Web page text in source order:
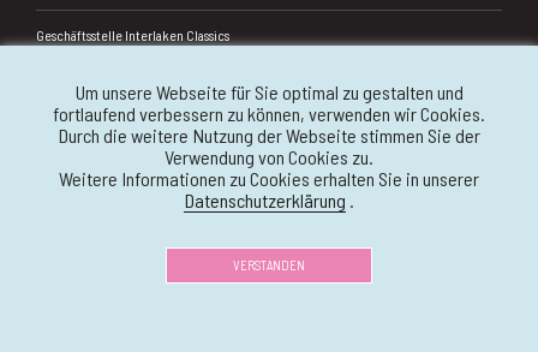
Geschäftsstelle Interlaken Classics
3800 Interlaken
Schweiz
info@interlaken-classics.ch
Um unsere Webseite für Sie optimal zu gestalten und
fortlaufend verbessern zu können, verwenden wir Cookies.
Durch die weitere Nutzung der Webseite stimmen Sie der
Verwendung von Cookies zu.
Weitere Informationen zu Cookies erhalten Sie in unserer
Datenschutzerklärung .
VERSTANDEN